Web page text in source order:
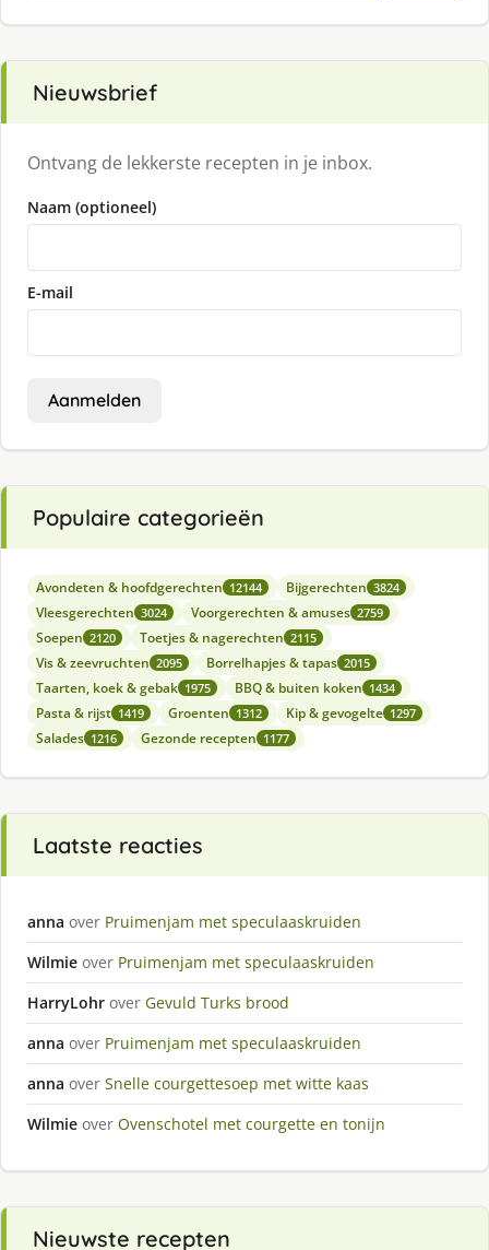
Nieuwsbrief
Ontvang de lekkerste recepten in je inbox.
Naam (optioneel)
E-mail
Aanmelden
Populaire categorieën
Avondeten & hoofdgerechten 12144 Bijgerechten 3824
Vleesgerechten 3024 Voorgerechten & amuses 2759
Soepen 2120 Toetjes & nagerechten 2115
Vis & zeevruchten 2095 Borrelhapjes & tapas 2015
Taarten, koek & gebak 1975 BBQ & buiten koken 1434
Pasta & rijst 1419 Groenten 1312 Kip & gevogelte 1297
Salades 1216 Gezonde recepten 1177
Laatste reacties
anna over Pruimenjam met speculaaskruiden
Wilmie over Pruimenjam met speculaaskruiden
HarryLohr over Gevuld Turks brood
anna over Pruimenjam met speculaaskruiden
anna over Snelle courgettesoep met witte kaas
Wilmie over Ovenschotel met courgette en tonijn
Nieuwste recepten